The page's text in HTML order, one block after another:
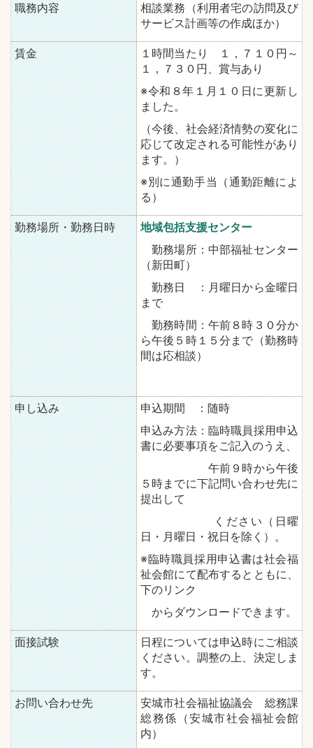
職務内容
相談業務（利用者宅の訪問及び
サービス計画等の作成ほか）
賃金
１時間当たり １，７１０円～
１，７３０円、賞与あり
※令和８年１月１０日に更新し
ました。
（今後、社会経済情勢の変化に
応じて改定される可能性があり
ます。）
※別に通勤手当（通勤距離によ
る）
勤務場所・勤務日時
地域包括支援センター
勤務場所：中部福祉センター
（新田町）
勤務日 ：月曜日から金曜日
まで
勤務時間：午前８時３０分か
ら午後５時１５分まで（勤務時
間は応相談）
申し込み
申込期間 ：随時
申込み方法：臨時職員採用申込
書に必要事項をご記入のうえ、
午前９時から午後
５時までに下記問い合わせ先に
提出して
ください（日曜
日・月曜日・祝日を除く）。
※臨時職員採用申込書は社会福
祉会館にて配布するとともに、
下のリンク
からダウンロードできます。
面接試験
日程については申込時にご相談
ください。調整の上、決定しま
す。
お問い合わせ先
安城市社会福祉協議会 総務課
総務係（安城市社会福祉会館
内）